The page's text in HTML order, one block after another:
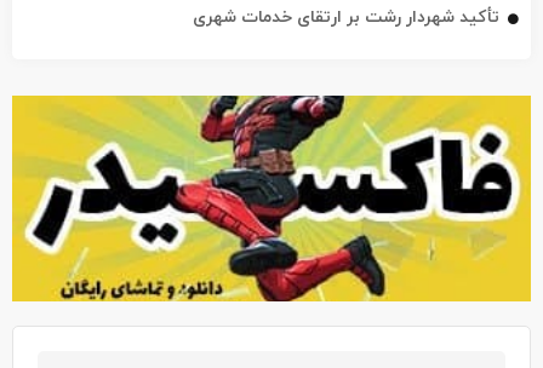
تأکید شهردار رشت بر ارتقای خدمات شهری